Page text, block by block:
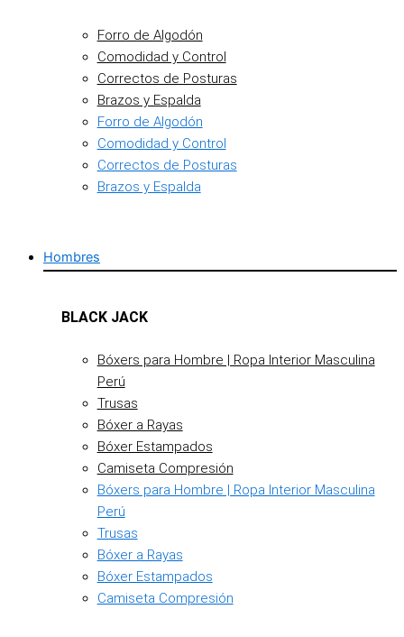
Forro de Algodón
Comodidad y Control
Correctos de Posturas
Brazos y Espalda
Forro de Algodón
Comodidad y Control
Correctos de Posturas
Brazos y Espalda
Hombres
BLACK JACK
Bóxers para Hombre | Ropa Interior Masculina
Perú
Trusas
Bóxer a Rayas
Bóxer Estampados
Camiseta Compresión
Bóxers para Hombre | Ropa Interior Masculina
Perú
Trusas
Bóxer a Rayas
Bóxer Estampados
Camiseta Compresión